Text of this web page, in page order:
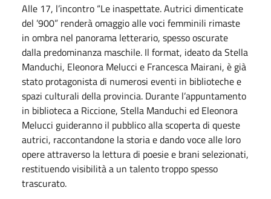
Alle 17, l’incontro “Le inaspettate. Autrici dimenticate
del ’900” renderà omaggio alle voci femminili rimaste
in ombra nel panorama letterario, spesso oscurate
dalla predominanza maschile. Il format, ideato da Stella
Manduchi, Eleonora Melucci e Francesca Mairani, è già
stato protagonista di numerosi eventi in biblioteche e
spazi culturali della provincia. Durante l’appuntamento
in biblioteca a Riccione, Stella Manduchi ed Eleonora
Melucci guideranno il pubblico alla scoperta di queste
autrici, raccontandone la storia e dando voce alle loro
opere attraverso la lettura di poesie e brani selezionati,
restituendo visibilità a un talento troppo spesso
trascurato.